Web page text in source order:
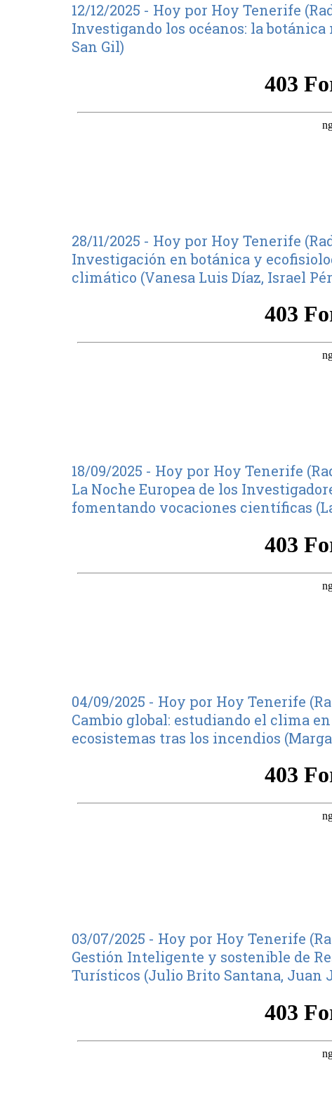
12/12/2025 - Hoy por Hoy Tenerife
Investigando los océanos: la
San Gil)
28/11/2025 - Hoy por Hoy Tenerife
Investigación en botánica y
climático (Vanesa Luis Díaz, Israel
18/09/2025 - Hoy por Hoy Tenerife
La Noche Europea de los
fomentando vocaciones científicas
04/09/2025 - Hoy por Hoy Tenerife
Cambio global: estudiando el clima
ecosistemas tras los incendios
03/07/2025 - Hoy por Hoy Tenerife
Gestión Inteligente y sostenible de
Turísticos (Julio Brito Santana, Juan